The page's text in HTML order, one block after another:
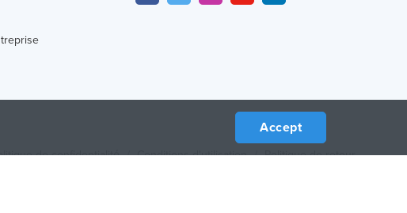
de confidentialité / Conditions d'utilisation / Politique de retour
Accept